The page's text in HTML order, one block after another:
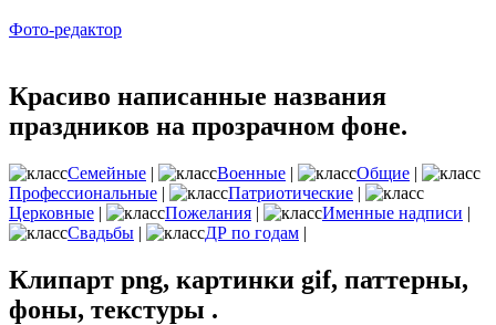
Фото-редактор
Красиво написанные названия
праздников на прозрачном фоне.
Семейные | Военные | Общие |
Профессиональные | Патриотические |
Церковные | Пожелания | Именные надписи |
Свадьбы | ДР по годам |
Клипарт png, картинки gif, паттерны,
фоны, текстуры .